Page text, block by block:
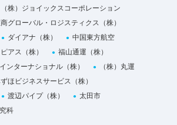
（株）ジョイックスコーポレーション
グローバル・ロジスティクス（株）
ダイアナ（株）
中国東方航空
ピアス（株）
福山通運（株）
ンターナショナル（株）
（株）丸運
ほビジネスサービス（株）
渡辺パイプ（株）
太田市
科